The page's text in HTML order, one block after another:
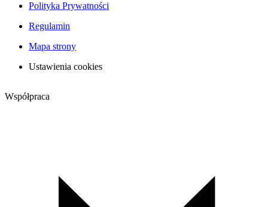
Polityka Prywatności
Regulamin
Mapa strony
Ustawienia cookies
Współpraca